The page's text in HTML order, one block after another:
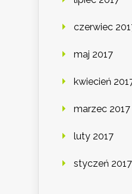
czerwiec
maj 2017
kwiecień
marzec 2017
luty 2017
styczeń 2017